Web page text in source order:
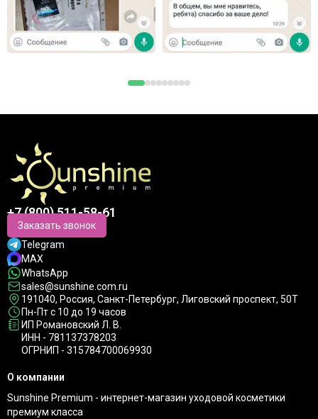
+7 (800) 511-58-61
Заказать звонок
Telegram
MAX
WhatsApp
sales@sunshine.com.ru
191040, Россия, Санкт-Петербург, Лиговский проспект, 50Т
Пн-Пт с 10 до 19 часов
ИП Романовский Л. В.
ИНН - 781137378203
ОГРНИП - 315784700069930
О компании
Sunshine Premium - интернет-магазин уходовой косметики
премиум класса